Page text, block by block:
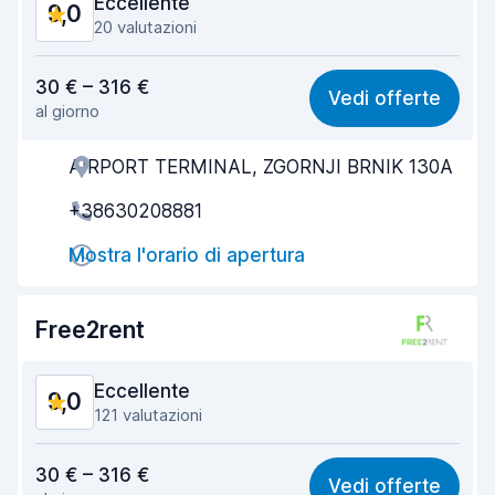
9,0 20 valutazioni
8,7
Facile da trovare 8,9
Gentilezza degli agenti 9,0
Rapidità del ritiro
Rapidità della riconsegna
30 € – 316 €
al giorno
Vedi offerte
AIRPORT TERMINAL, ZGORNJI BRNIK 130A
+38630208881
Mostra l'orario di apertura
Free2rent
9,0 Eccellente
121 valutazioni
8,4
30 € – 316 € Vedi offerte